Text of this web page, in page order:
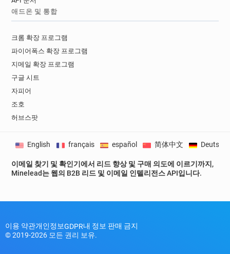
애드온 및 통합
크롬 확장 프로그램
파이어폭스 확장 프로그램
지메일 확장 프로그램
구글 시트
자피어
조호
허브스팟
이메일 찾기 및 확인기에서 리드 향상 및 구매 의도에 이르기까지,
Minelead는 웹의 B2B 리드 및 이메일 인텔리전스 API입니다.
English français español 简体中文 Deutsch
이용 약관개인정보GDPR내 정보 판매 금지
© 2019-2026 모든 권리 보유.